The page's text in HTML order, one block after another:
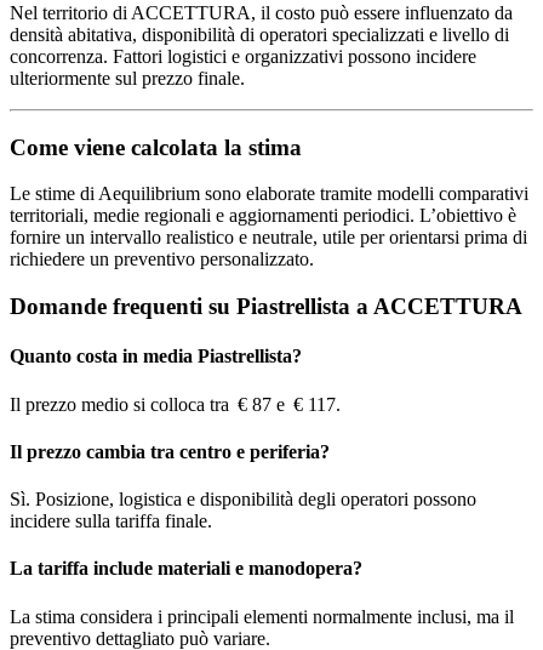
Nel territorio di ACCETTURA, il costo può essere influenzato da
densità abitativa, disponibilità di operatori specializzati e livello di
concorrenza. Fattori logistici e organizzativi possono incidere
ulteriormente sul prezzo finale.
Come viene calcolata la stima
Le stime di Aequilibrium sono elaborate tramite modelli comparativi
territoriali, medie regionali e aggiornamenti periodici. L’obiettivo è
fornire un intervallo realistico e neutrale, utile per orientarsi prima di
richiedere un preventivo personalizzato.
Domande frequenti su Piastrellista a ACCETTURA
Quanto costa in media Piastrellista?
Il prezzo medio si colloca tra € 87 e € 117.
Il prezzo cambia tra centro e periferia?
Sì. Posizione, logistica e disponibilità degli operatori possono
incidere sulla tariffa finale.
La tariffa include materiali e manodopera?
La stima considera i principali elementi normalmente inclusi, ma il
preventivo dettagliato può variare.